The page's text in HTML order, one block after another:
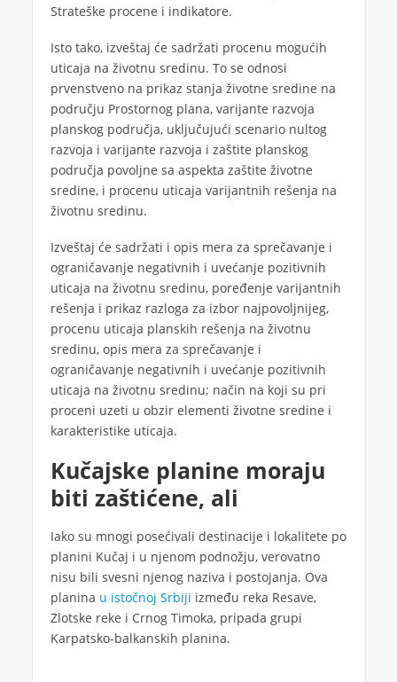
Strateške procene i indikatore.
Isto tako, izveštaj će sadržati procenu mogućih
uticaja na životnu sredinu. To se odnosi
prvenstveno na prikaz stanja životne sredine na
području Prostornog plana, varijante razvoja
planskog područja, uključujući scenario nultog
razvoja i varijante razvoja i zaštite planskog
područja povoljne sa aspekta zaštite životne
sredine, i procenu uticaja varijantnih rešenja na
životnu sredinu.
Izveštaj će sadržati i opis mera za sprečavanje i
ograničavanje negativnih i uvećanje pozitivnih
uticaja na životnu sredinu, poređenje varijantnih
rešenja i prikaz razloga za izbor najpovoljnijeg,
procenu uticaja planskih rešenja na životnu
sredinu, opis mera za sprečavanje i
ograničavanje negativnih i uvećanje pozitivnih
uticaja na životnu sredinu; način na koji su pri
proceni uzeti u obzir elementi životne sredine i
karakteristike uticaja.
Kučajske planine moraju
biti zaštićene, ali
Iako su mnogi posećivali destinacije i lokalitete po
planini Kučaj i u njenom podnožju, verovatno
nisu bili svesni njenog naziva i postojanja. Ova
planina u istočnoj Srbiji između reka Resave,
Zlotske reke i Crnog Timoka, pripada grupi
Karpatsko-balkanskih planina.